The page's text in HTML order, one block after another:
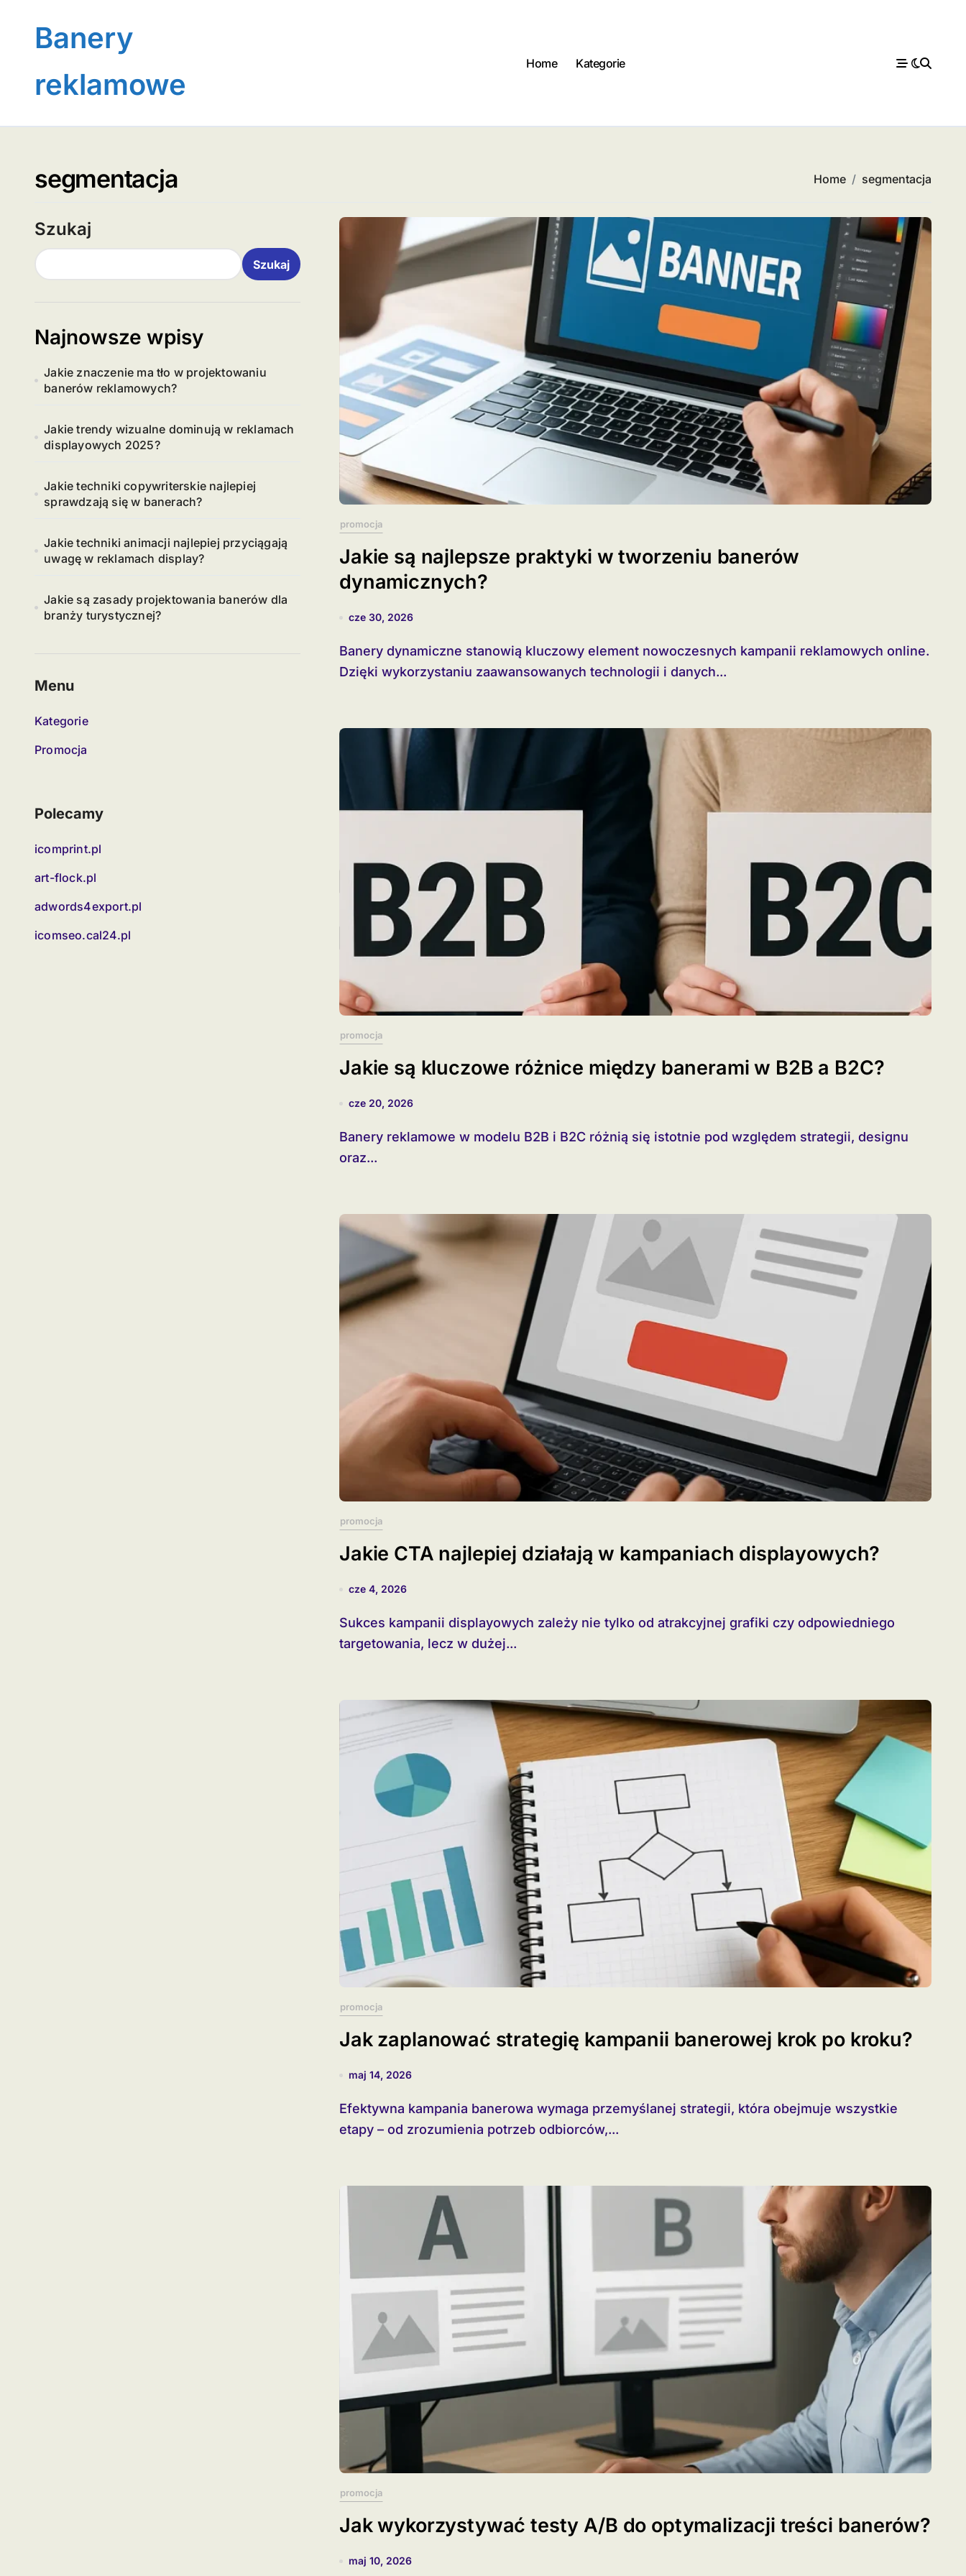
contentBanery
reklamowe
Home Kategorie
segmentacja Home segmentacja
Szukaj
Szukaj
Najnowsze wpisy
Jakie znaczenie ma tło w projektowaniu
banerów reklamowych?
Jakie trendy wizualne dominują w reklamach
displayowych 2025?
Jakie techniki copywriterskie najlepiej
sprawdzają się w banerach?
Jakie techniki animacji najlepiej przyciągają
uwagę w reklamach display?
Jakie są zasady projektowania banerów dla
branży turystycznej?
Menu
Kategorie
Promocja
Polecamy
icomprint.pl
art-flock.pl
adwords4export.pl
icomseo.cal24.pl
promocja
Jakie są najlepsze praktyki w tworzeniu banerów
dynamicznych?
cze 30, 2026
Banery dynamiczne stanowią kluczowy element nowoczesnych kampanii reklamowych online.
Dzięki wykorzystaniu zaawansowanych technologii i danych...
promocja
Jakie są kluczowe różnice między banerami w B2B a B2C?
cze 20, 2026
Banery reklamowe w modelu B2B i B2C różnią się istotnie pod względem strategii, designu
oraz...
promocja
Jakie CTA najlepiej działają w kampaniach displayowych?
cze 4, 2026
Sukces kampanii displayowych zależy nie tylko od atrakcyjnej grafiki czy odpowiedniego
targetowania, lecz w dużej...
promocja
Jak zaplanować strategię kampanii banerowej krok po kroku?
maj 14, 2026
Efektywna kampania banerowa wymaga przemyślanej strategii, która obejmuje wszystkie
etapy – od zrozumienia potrzeb odbiorców,...
promocja
Jak wykorzystywać testy A/B do optymalizacji treści banerów?
maj 10, 2026